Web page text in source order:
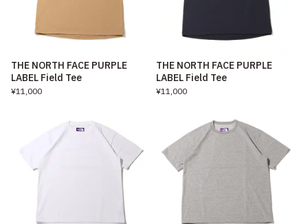
THE NORTH FACE PURPLE
LABEL Field Tee
¥11,000
THE NORTH FACE PURPLE
LABEL Field Tee
¥11,000